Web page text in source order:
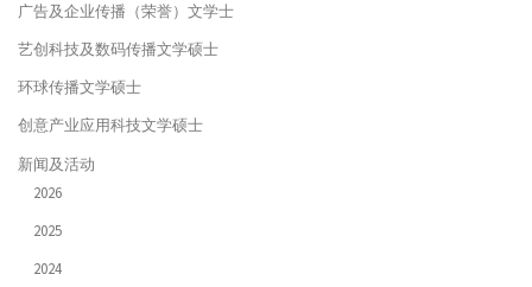
广告及企业传播（荣誉）文学士
艺创科技及数码传播文学硕士
环球传播文学硕士
创意产业应用科技文学硕士
新闻及活动
2026
2025
2024